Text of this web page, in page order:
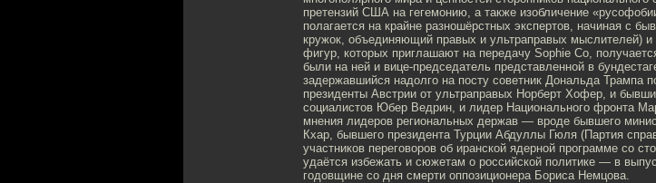
претензий США на гегемонию, а также изобличение
полагается на крайне разношёрстных экспертов, начиная c
кружок, объединяющий правых и ультраправых мыслителей)
фигур, которых приглашают на передачу Sophie Co,
были на ней и вице-председатель представленной в
задержавшийся надолго на посту советник Дональда Трампа
президенты Австрии от ультраправых Норберт Хофер, и
социалистов Юбер Ведрин, и лидер Национального фронта
мнения лидеров региональных держав — вроде бывшего
Кхар, бывшего президента Турции Абдуллы Гюля (Партия
участников переговоров об иранской ядерной программе со
удаётся избежать и сюжетам о российской политике — в
годовщине со дня смерти оппозиционера Бориса Немцова.